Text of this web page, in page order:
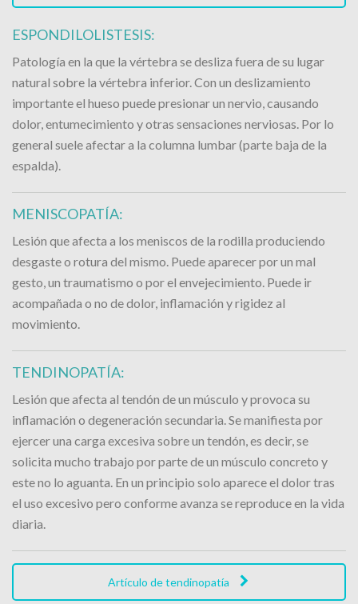
ESPONDILOLISTESIS:
Patología en la que la vértebra se desliza fuera de su lugar
natural sobre la vértebra inferior. Con un deslizamiento
importante el hueso puede presionar un nervio, causando
dolor, entumecimiento y otras sensaciones nerviosas. Por lo
general suele afectar a la columna lumbar (parte baja de la
espalda).
MENISCOPATÍA:
Lesión que afecta a los meniscos de la rodilla produciendo
desgaste o rotura del mismo. Puede aparecer por un mal
gesto, un traumatismo o por el envejecimiento. Puede ir
acompañada o no de dolor, inflamación y rigidez al
movimiento.
TENDINOPATÍA:
Lesión que afecta al tendón de un músculo y provoca su
inflamación o degeneración secundaria. Se manifiesta por
ejercer una carga excesiva sobre un tendón, es decir, se
solicita mucho trabajo por parte de un músculo concreto y
este no lo aguanta. En un principio solo aparece el dolor tras
el uso excesivo pero conforme avanza se reproduce en la vida
diaria.
Artículo de tendinopatía